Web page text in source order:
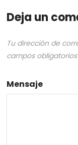
Deja un
Tu dirección de
campos
Mensaje